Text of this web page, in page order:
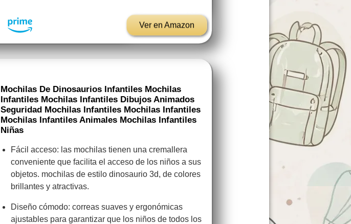
Ver en Amazon
Mochilas De Dinosaurios Infantiles Mochilas
Infantiles Mochilas Infantiles Dibujos Animados
Seguridad Mochilas Infantiles Mochilas Infantiles
Mochilas Infantiles Animales Mochilas Infantiles
Niñas
Fácil acceso: las mochilas tienen una cremallera
conveniente que facilita el acceso de los niños a sus
objetos. mochilas de estilo dinosaurio 3d, de colores
brillantes y atractivas.
Diseño cómodo: correas suaves y ergonómicas
ajustables para garantizar que los niños de todos los